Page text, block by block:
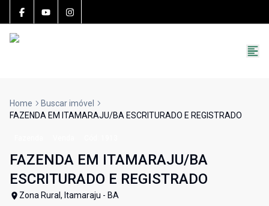
Home
Buscar imóvel
FAZENDA EM ITAMARAJU/BA ESCRITURADO E REGISTRADO
FAZENDA EM ITAMARAJU/BA
ESCRITURADO E REGISTRADO
Zona Rural, Itamaraju - BA